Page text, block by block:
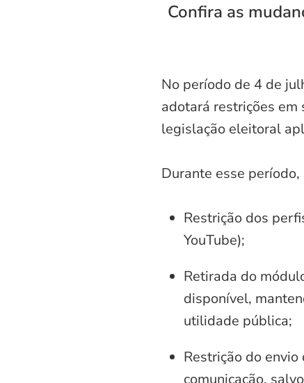
Confira as
No período de 4 de
adotará restrições em
legislação eleitoral
Durante esse
Restrição dos
YouTube);
Retirada do
disponível,
utilidade pública;
Restrição do
comunicação,